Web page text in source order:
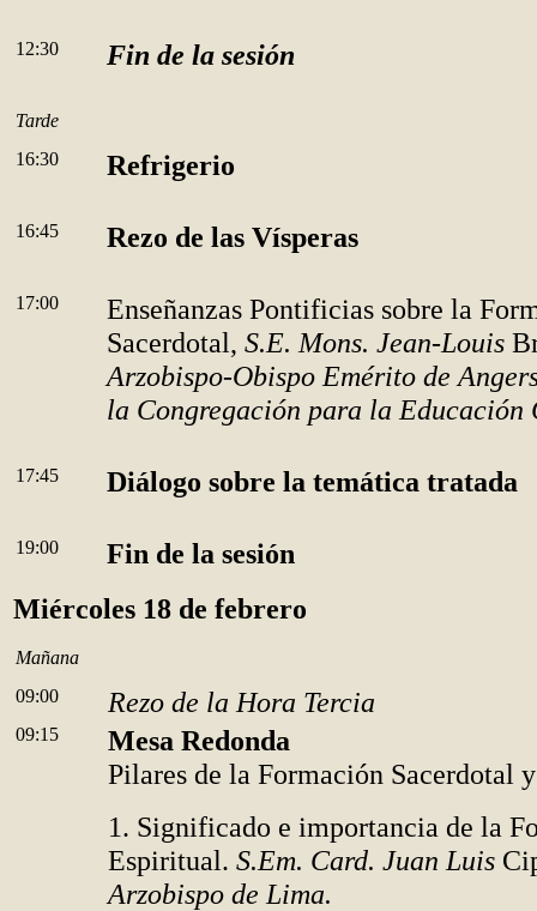
12:30 Fin de la sesión
Tarde
16:30
Refrigerio
16:45 Rezo de las Vísperas
17:00
Enseñanzas Pontificias sobre la
Sacerdotal, S.E. Mons. Jean-Louis
Arzobispo-Obispo Emérito de
la Congregación para la Educación
17:45 Diálogo sobre la temática tratada
19:00
Fin de la sesión
Miércoles 18 de febrero
Mañana
09:00
Rezo de la Hora Tercia
09:15
Mesa Redonda
Pilares de la Formación Sacerdotal
1. Significado e importancia de la
Espiritual. S.Em. Card. Juan Luis
Arzobispo de Lima.